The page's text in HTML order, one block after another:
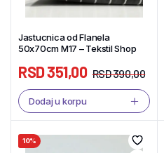
Jastucnica od Flanela
50x70cm M17 – Tekstil Shop
RSD390,00
RSD351,00
Dodaj u korpu
10%